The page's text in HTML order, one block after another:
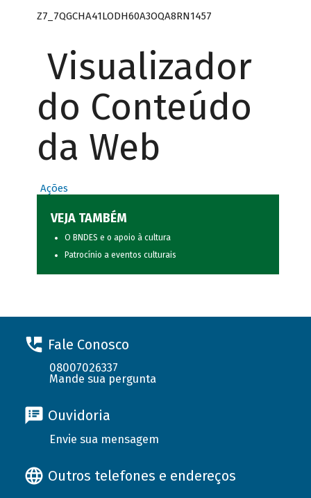
Z7_7QGCHA41LODH60A3OQA8RN1457
Visualizador
do Conteúdo
da Web
Ações
VEJA TAMBÉM
O BNDES e o apoio à cultura
Patrocínio a eventos culturais
Fale Conosco
08007026337
Mande sua pergunta
Ouvidoria
Envie sua mensagem
Outros telefones e endereços